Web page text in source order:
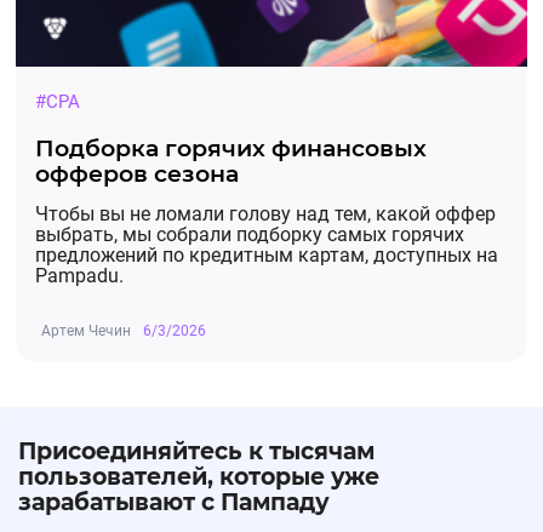
#CPA
Подборка горячих финансовых
офферов сезона
Чтобы вы не ломали голову над тем, какой оффер
выбрать, мы собрали подборку самых горячих
предложений по кредитным картам, доступных на
Pampadu.
Артем Чечин 6/3/2026
Присоединяйтесь к тысячам
пользователей, которые уже
зарабатывают с Пампаду